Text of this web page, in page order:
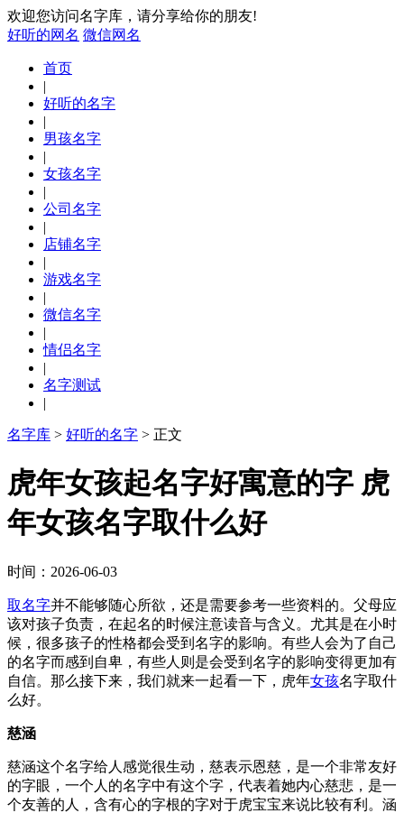
欢迎您访问名字库，请分享给你的朋友!
好听的网名 微信网名
首页
|
好听的名字
|
男孩名字
|
女孩名字
|
公司名字
|
店铺名字
|
游戏名字
|
微信名字
|
情侣名字
|
名字测试
|
名字库 > 好听的名字 > 正文
虎年女孩起名字好寓意的字 虎
年女孩名字取什么好
时间：2026-06-03
取名字并不能够随心所欲，还是需要参考一些资料的。父母应
该对孩子负责，在起名的时候注意读音与含义。尤其是在小时
候，很多孩子的性格都会受到名字的影响。有些人会为了自己
的名字而感到自卑，有些人则是会受到名字的影响变得更加有
自信。那么接下来，我们就来一起看一下，虎年女孩名字取什
么好。
慈涵
慈涵这个名字给人感觉很生动，慈表示恩慈，是一个非常友好
的字眼，一个人的名字中有这个字，代表着她内心慈悲，是一
个友善的人，含有心的字根的字对于虎宝宝来说比较有利。涵